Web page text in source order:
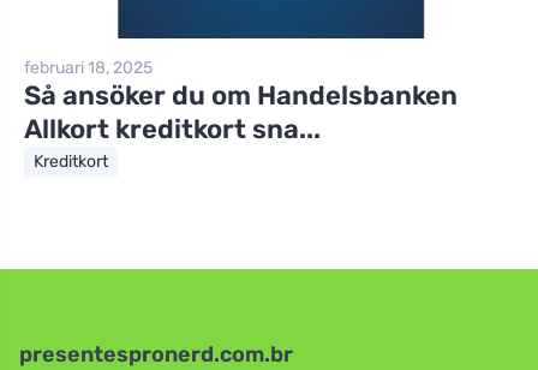
februari 18, 2025
Så ansöker du om Handelsbanken
Allkort kreditkort sna...
Kreditkort
presentespronerd.com.br